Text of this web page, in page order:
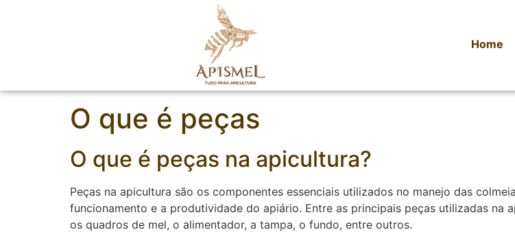
Home
O que é peças
O que é peças na apicultura?
Peças na apicultura são os componentes essenciais utilizados no manejo das
funcionamento e a produtividade do apiário. Entre as principais peças utilizadas na
os quadros de mel, o alimentador, a tampa, o fundo, entre outros.